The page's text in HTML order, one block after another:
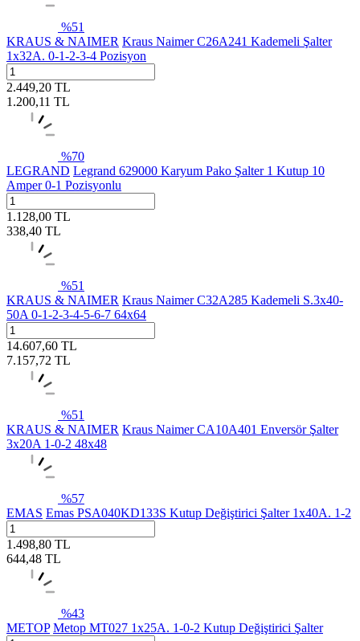
%51
KRAUS & NAIMER Kraus Naimer C26A241 Kademeli Şalter
1x32A. 0-1-2-3-4 Pozisyon
2.449,20 TL
1.200,11 TL
%70
LEGRAND Legrand 629000 Karyum Pako Şalter 1 Kutup 10
Amper 0-1 Pozisyonlu
1.128,00 TL
338,40 TL
%51
KRAUS & NAIMER Kraus Naimer C32A285 Kademeli S.3x40-
50A 0-1-2-3-4-5-6-7 64x64
14.607,60 TL
7.157,72 TL
%51
KRAUS & NAIMER Kraus Naimer CA10A401 Enversör Şalter
3x20A 1-0-2 48x48
%57
EMAS Emas PSA040KD133S Kutup Değiştirici Şalter 1x40A. 1-2
1.498,80 TL
644,48 TL
%43
METOP Metop MT027 1x25A. 1-0-2 Kutup Değiştirici Şalter